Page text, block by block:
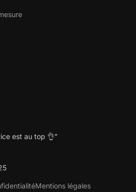
est au top 👌”
Mentions légales